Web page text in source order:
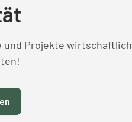
und Projekte wirtschaftlich